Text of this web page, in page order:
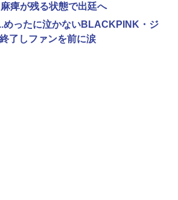
痺が残る状態で出廷へ
めったに泣かないBLACKPINK・ジ
了しファンを前に涙